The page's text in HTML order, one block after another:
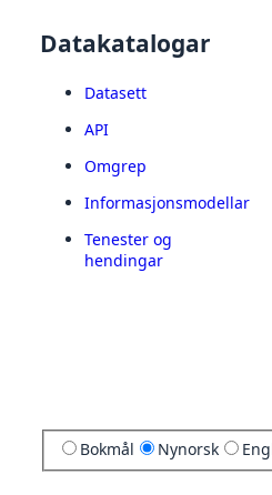
Datakatalogar
Datasett
API
Omgrep
Informasjonsmodellar
Tenester og
hendingar
Bokmål Nynorsk